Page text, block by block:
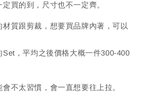
買的到，尺寸也不一定齊。
質跟剪裁，想要買品牌內著，可以
，平均之後價格大概一件300-400
不太習慣，會一直想要往上拉。